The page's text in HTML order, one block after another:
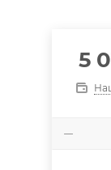
5